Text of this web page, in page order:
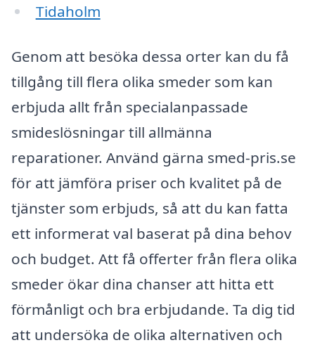
Tidaholm
Genom att besöka dessa orter kan du få
tillgång till flera olika smeder som kan
erbjuda allt från specialanpassade
smideslösningar till allmänna
reparationer. Använd gärna smed-pris.se
för att jämföra priser och kvalitet på de
tjänster som erbjuds, så att du kan fatta
ett informerat val baserat på dina behov
och budget. Att få offerter från flera olika
smeder ökar dina chanser att hitta ett
förmånligt och bra erbjudande. Ta dig tid
att undersöka de olika alternativen och